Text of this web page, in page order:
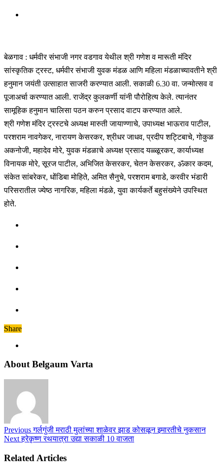
बेळगाव : धर्मवीर संभाजी नगर वडगाव येथील श्री गणेश व मारूती मंदिर
सांस्कृतिक ट्रस्ट, धर्मवीर संभाजी युवक मंडळ आणि महिला मंडळाच्यावतीने श्री
हनुमान जयंती उत्साहात साजरी करण्यात आली. सकाळी 6.30 वा. जन्मोत्सव व
पूजाअर्चा करण्यात आली. राजेंद्र कुलकर्णी यांनी पौरोहित्य केले. त्यानंतर
सामूहिक हनुमान चालिसा पठन करुन प्रसाद वाटप करण्यात आले.
श्री गणेश मंदिर ट्रस्टचे अध्यक्ष मारुती जायाण्णाचे, उपाध्यक्ष भाऊराव पाटील,
परशराम नावगेकर, नारायण केसरकर, श्रीधर जाधव, प्रदीप शट्टिबाचे, गोकुळ
अकनोजी, महादेव मोरे, युवक मंडळाचे अध्यक्ष प्रसाद यळ्ळूरकर, कार्याध्यक्ष
विनायक मोरे, सूरज पाटील, अभिजित केसरकर, चेतन केसरकर, ॐकार कदम,
संकेत सांबरेकर, धोंडिबा मोहिते, अमित सैनुचे, परशराम बगाडे, करवीर भंडारी
परिसरातील ज्येष्ठ नागरिक, महिला मंडळे, युवा कार्यकर्ते बहुसंख्येने उपस्थित
होते.
Share
About Belgaum Varta
Previousगर्लगुंजी मराठी मुलांच्या शाळेवर झाड कोसळून इमारतीचे नुकसान
Nextहरेकृष्ण रथयात्रा उद्या सकाळी 10 वाजता
Related Articles